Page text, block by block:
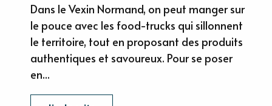
Dans le Vexin Normand, on peut manger sur
le pouce avec les food-trucks qui sillonnent
le territoire, tout en proposant des produits
authentiques et savoureux. Pour se poser
en...